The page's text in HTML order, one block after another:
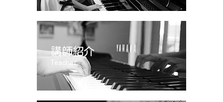
講師紹介
Teacher